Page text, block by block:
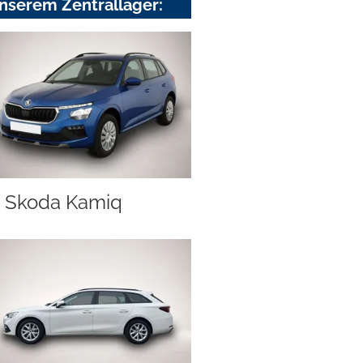
Zentrallager:
Skoda Kamiq